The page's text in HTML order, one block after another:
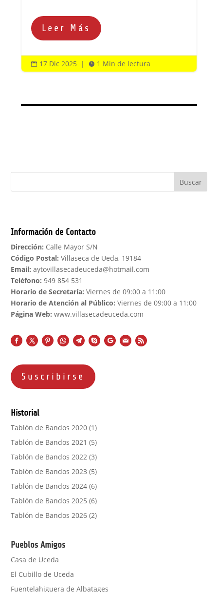
Leer Más
 17 Dic 2025 |  1 Min de lectura
Buscar
Información de Contacto
Dirección: Calle Mayor S/N
Código Postal: Villaseca de Ueda, 19184
Email: aytovillasecadeuceda@hotmail.com
Teléfono: 949 854 531
Horario de Secretaría: Viernes de 09:00 a 11:00
Horario de Atención al Público: Viernes de 09:00 a 11:00
Página Web: www.villasecadeuceda.com
Suscribirse
Historial
Tablón de Bandos 2020 (1)
Tablón de Bandos 2021 (5)
Tablón de Bandos 2022 (3)
Tablón de Bandos 2023 (5)
Tablón de Bandos 2024 (6)
Tablón de Bandos 2025 (6)
Tablón de Bandos 2026 (2)
Pueblos Amigos
Casa de Uceda
El Cubillo de Uceda
Fuentelahiguera de Albatages